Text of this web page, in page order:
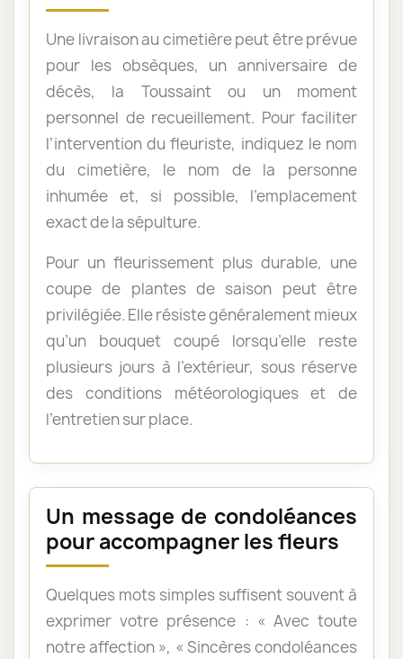
Une livraison au cimetière peut être prévue
pour les obsèques, un anniversaire de
décès, la Toussaint ou un moment
personnel de recueillement. Pour faciliter
l’intervention du fleuriste, indiquez le nom
du cimetière, le nom de la personne
inhumée et, si possible, l’emplacement
exact de la sépulture.
Pour un fleurissement plus durable, une
coupe de plantes de saison peut être
privilégiée. Elle résiste généralement mieux
qu’un bouquet coupé lorsqu’elle reste
plusieurs jours à l’extérieur, sous réserve
des conditions météorologiques et de
l’entretien sur place.
Un message de condoléances
pour accompagner les fleurs
Quelques mots simples suffisent souvent à
exprimer votre présence : « Avec toute
notre affection », « Sincères condoléances